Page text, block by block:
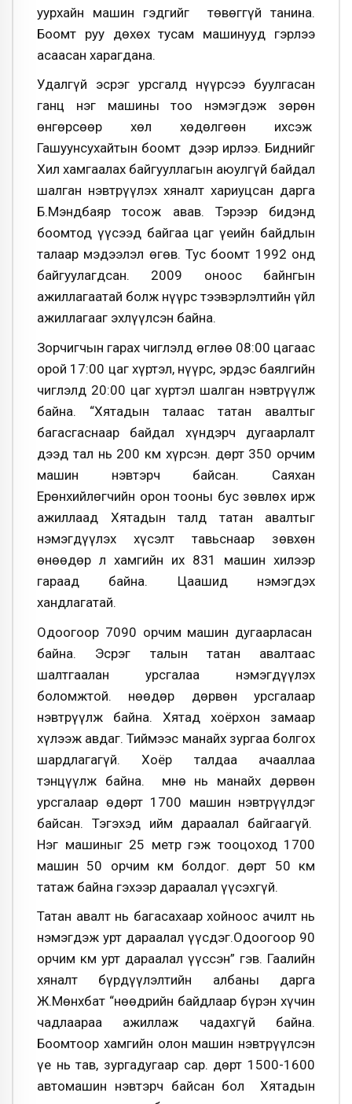
уурхайн машин гэдгийг төвөггүй танина.
Боомт руу дөхөх тусам машинууд гэрлээ
асаа­сан харагдана.
Удалгүй эсрэг урсгалд нүүр­сээ буулгасан
ганц нэг машины тоо нэмэгдэж зөрөн
өнгөрсөөр хөл хөдөлгөөн их­сэж
Гашуунсухайтын боомт дээр ирлээ. Биднийг
Хил хамгаалах бай­гууллагын аюулгүй байдал
шалган нэвтрүүлэх хяналт хариуцсан дарга
Б.Мэндбаяр тосож авав. Тэрээр бидэнд
боомтод үүсээд байгаа цаг үеийн байдлын
талаар мэдээлэл өгөв. Тус боомт 1992 онд
байгуулагдсан. 2009 оноос байнгын
ажиллагаатай болж нүүрс тээвэрлэлтийн үйл
ажиллагааг эхлүүлсэн байна.
Зорчигчын гарах чиглэлд өглөө 08:00 цагаас
орой 17:00 цаг хүртэл, нүүрс, эрдэс баялгийн
чиглэлд 20:00 цаг хүртэл шалган нэвтрүүлж
байна. “Хятадын талаас татан авалтыг
багасгаснаар байдал хүндэрч дугаарлалт
дээд тал нь 200 км хүрсэн. Өдөрт 350 орчим
машин нэвтэрч байсан. Саяхан
Ерөнхийлөгчийн орон тооны бус зөвлөх ирж
ажиллаад Хятадын талд татан авалтыг
нэмэг­дүүлэх хүсэлт тавьснаар зөвхөн
өнөөдөр л хамгийн их 831 машин хилээр
гараад байна. Цаашид нэмэгдэх
хандлагатай.
Одоогоор 7090 орчим машин дугаарласан
байна. Эсрэг талын татан авалтаас
шалтгаалан урс­галаа нэмэгдүүлэх
боломжтой. Өнөөдөр дөр­вөн урсгалаар
нэвтрүүлж байна. Хятад хоёрхон замаар
хүлээж авдаг. Тиймээс манайх зургаа болгох
шардлагагүй. Хоёр талдаа ачааллаа
тэнцүүлж байна. Өмнө нь манайх дөрвөн
урсгалаар өдөрт 1700 машин нэвт­рүүлдэг
байсан. Тэгэхэд ийм дараалал байгаагүй.
Нэг машиныг 25 метр гэж тооцоход 1700
машин 50 орчим км болдог. Өдөрт 50 км
татаж байна гэхээр дараалал үүсэхгүй.
Татан авалт нь багасахаар хойноос ачилт нь
нэмэгдэж урт дараалал үүсдэг.Одоогоор 90
орчим км урт дараалал үүссэн” гэв. Гаалийн
хяналт бүрдүүлэлтийн албаны дарга
Ж.Мөнхбат “Өнөөдрийн байдлаар бүрэн хүчин
чадлаараа ажиллаж чадахгүй байна.
Боомтоор хамгийн олон машин нэвтрүүлсэн
үе нь тав, зургадугаар сар. Өдөрт 1500-1600
автомашин нэвтэрч байсан бол Хятадын